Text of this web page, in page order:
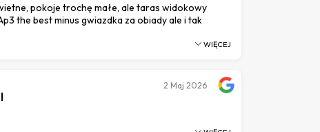
pokoje trochę małe, ale taras widokowy
the best minus gwiazdka za obiady ale i tak
WIĘCEJ
2 Maj 2026